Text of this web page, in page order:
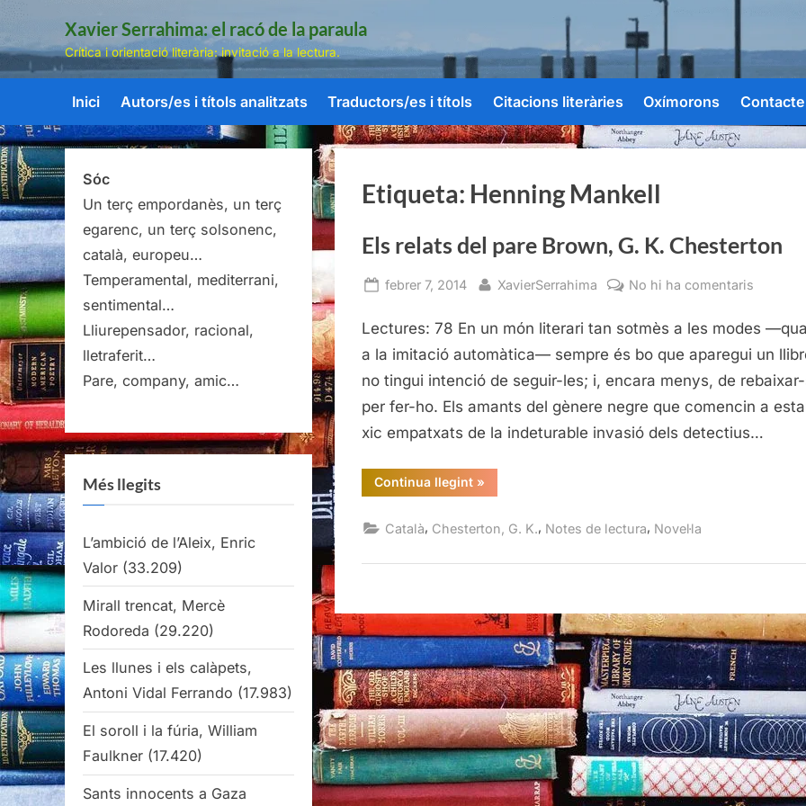
Skip
content
Xavier Serrahima: el racó de la paraula
Crítica i orientació literària: invitació a la lectura.
Inici Autors/es i títols analitzats Traductors/es i títols Citacions literàries Oxímorons Contacte
Etiqueta: Henning Mankell
Els relats del pare Brown, G. K. Chesterton
Posted
febrer 7, 2014 By
XavierSerrahima No hi ha comentaris
relats
del
pare
K.
Lectures: 78 En un món literari tan sotmès a les modes
a la imitació automàtica— sempre és bo que aparegui un
no tingui intenció de seguir-les; i, encara menys, de
per fer-ho. Els amants del gènere negre que comencin a
xic empatxats de la indeturable invasió dels detectius…
Continua llegint“Els
relats
Brown,
Chesterton”
»
Català, Chesterton, G. K., Notes de lectura, Novel·la
Sóc
Un terç empordanès, un terç
egarenc, un terç solsonenc,
català, europeu…
Temperamental, mediterrani,
sentimental…
Lliurepensador, racional,
lletraferit…
Pare, company, amic…
Més llegits
L’ambició de l’Aleix, Enric
Valor (33.209)
Mirall trencat, Mercè
Rodoreda (29.220)
Les llunes i els calàpets,
Antoni Vidal Ferrando (17.983)
El soroll i la fúria, William
Faulkner (17.420)
Sants innocents a Gaza